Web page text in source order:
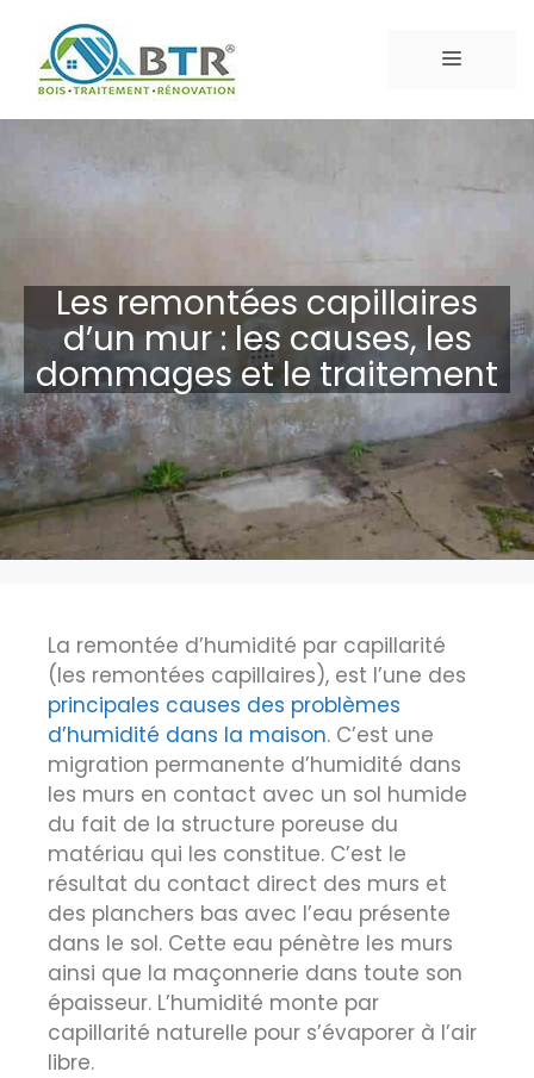
Les remontées capillaires
d’un mur : les causes, les
dommages et le traitement
La remontée d’humidité par capillarité
(les remontées capillaires), est l’une des
principales causes des problèmes
d’humidité dans la maison. C’est une
migration permanente d’humidité dans
les murs en contact avec un sol humide
du fait de la structure poreuse du
matériau qui les constitue. C’est le
résultat du contact direct des murs et
des planchers bas avec l’eau présente
dans le sol. Cette eau pénètre les murs
ainsi que la maçonnerie dans toute son
épaisseur. L’humidité monte par
capillarité naturelle pour s’évaporer à l’air
libre.